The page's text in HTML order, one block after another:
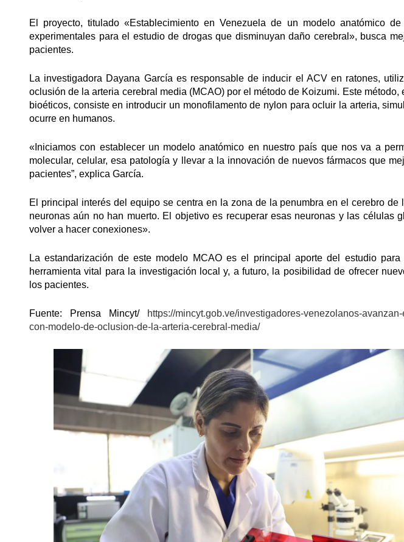
El proyecto, titulado «Establecimiento en Venezuela de un modelo anatómico
experimentales para el estudio de drogas que disminuyan daño cerebral», busca
pacientes.
La investigadora Dayana García es responsable de inducir el ACV en ratones,
oclusión de la arteria cerebral media (MCAO) por el método de Koizumi. Este método,
bioéticos, consiste en introducir un monofilamento de nylon para ocluir la arteria,
ocurre en humanos.
«Iniciamos con establecer un modelo anatómico en nuestro país que nos va a
molecular, celular, esa patología y llevar a la innovación de nuevos fármacos que
pacientes”, explica García.
El principal interés del equipo se centra en la zona de la penumbra en el cerebro de
neuronas aún no han muerto. El objetivo es recuperar esas neuronas y las células
volver a hacer conexiones».
La estandarización de este modelo MCAO es el principal aporte del estudio para
herramienta vital para la investigación local y, a futuro, la posibilidad de ofrecer
los pacientes.
Fuente: Prensa Mincyt/
https://mincyt.gob.ve/investigadores-venezolanos-
con-modelo-de-oclusion-de-la-arteria-cerebral-media/